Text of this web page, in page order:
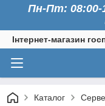
Пн-Пт: 08:00-
Інтернет-магазин
Каталог